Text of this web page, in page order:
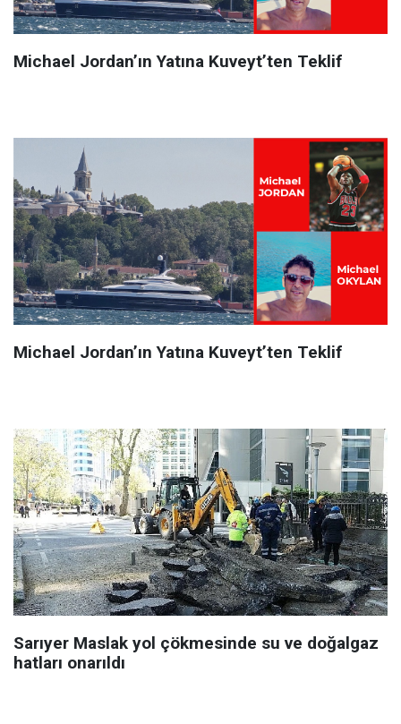
Michael Jordan’ın Yatına Kuveyt’ten Teklif
Michael Jordan’ın Yatına Kuveyt’ten Teklif
Sarıyer Maslak yol çökmesinde su ve doğalgaz
hatları onarıldı